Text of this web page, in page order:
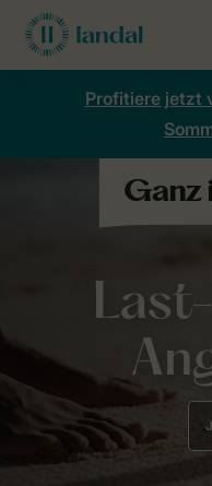
Profitiere jetzt